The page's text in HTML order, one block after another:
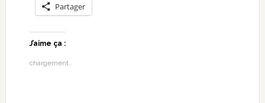
Partager
J’aime ça :
chargement…